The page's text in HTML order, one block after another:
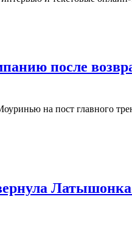
после
на пост главного